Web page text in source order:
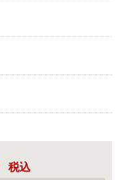
税込